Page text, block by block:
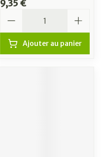
9,35 €
Ajouter au panier